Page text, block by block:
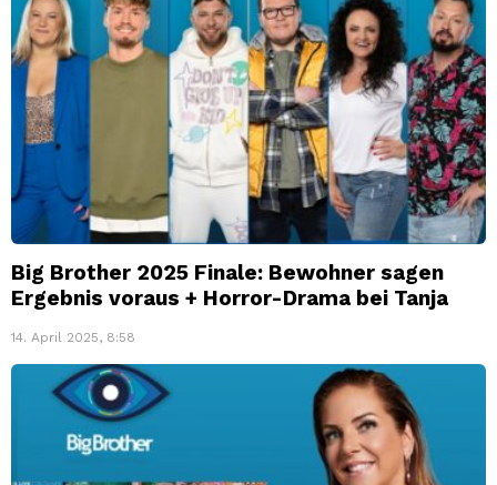
Big Brother 2025 Finale: Bewohner sagen
Ergebnis voraus + Horror-Drama bei Tanja
14. April 2025, 8:58